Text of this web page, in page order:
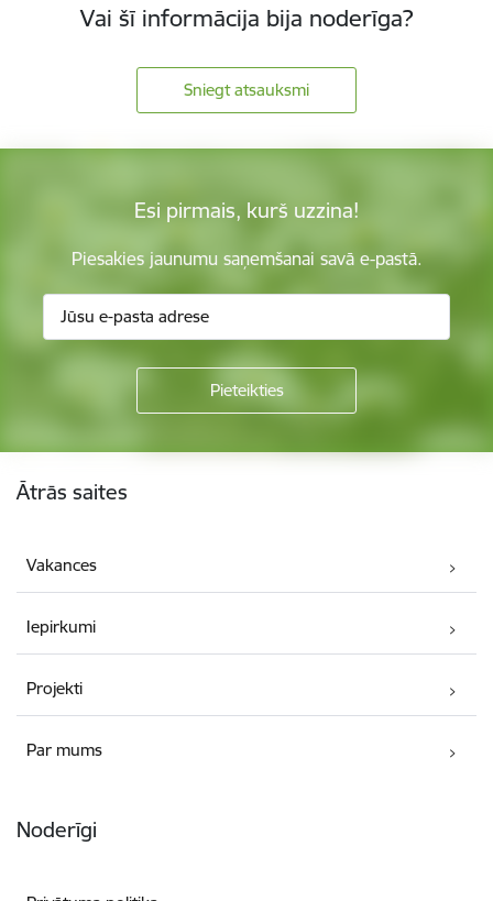
Vai šī informācija bija noderīga?
Sniegt atsauksmi
Esi pirmais, kurš uzzina!
Piesakies jaunumu saņemšanai savā e-pastā.
Ātrās saites
Vakances
Iepirkumi
Projekti
Par mums
Noderīgi